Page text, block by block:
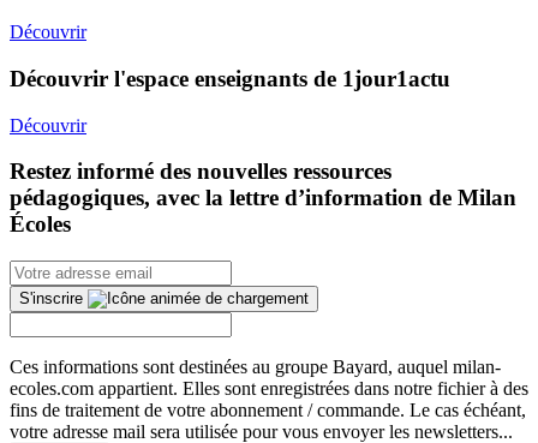
Découvrir
Découvrir l'espace enseignants de 1jour1actu
Découvrir
Restez informé des nouvelles ressources
pédagogiques, avec la lettre d’information de Milan
Écoles
S'inscrire
Ces informations sont destinées au groupe Bayard, auquel milan-
ecoles.com appartient. Elles sont enregistrées dans notre fichier à des
fins de traitement de votre abonnement / commande. Le cas échéant,
votre adresse mail sera utilisée pour vous envoyer les newsletters...